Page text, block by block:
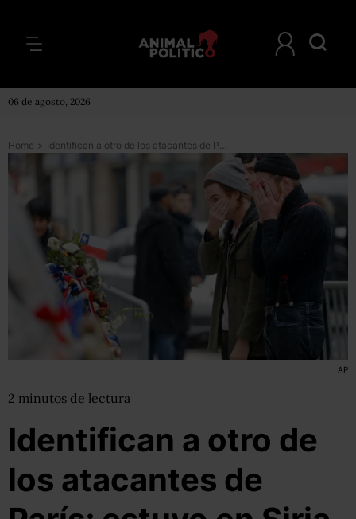
06 de agosto, 2026
Home > Identifican a otro de los atacantes de París; estuvo en Siria antes del atentado en el Bataclán
AP
2 minutos de lectura
Identifican a otro de
los atacantes de